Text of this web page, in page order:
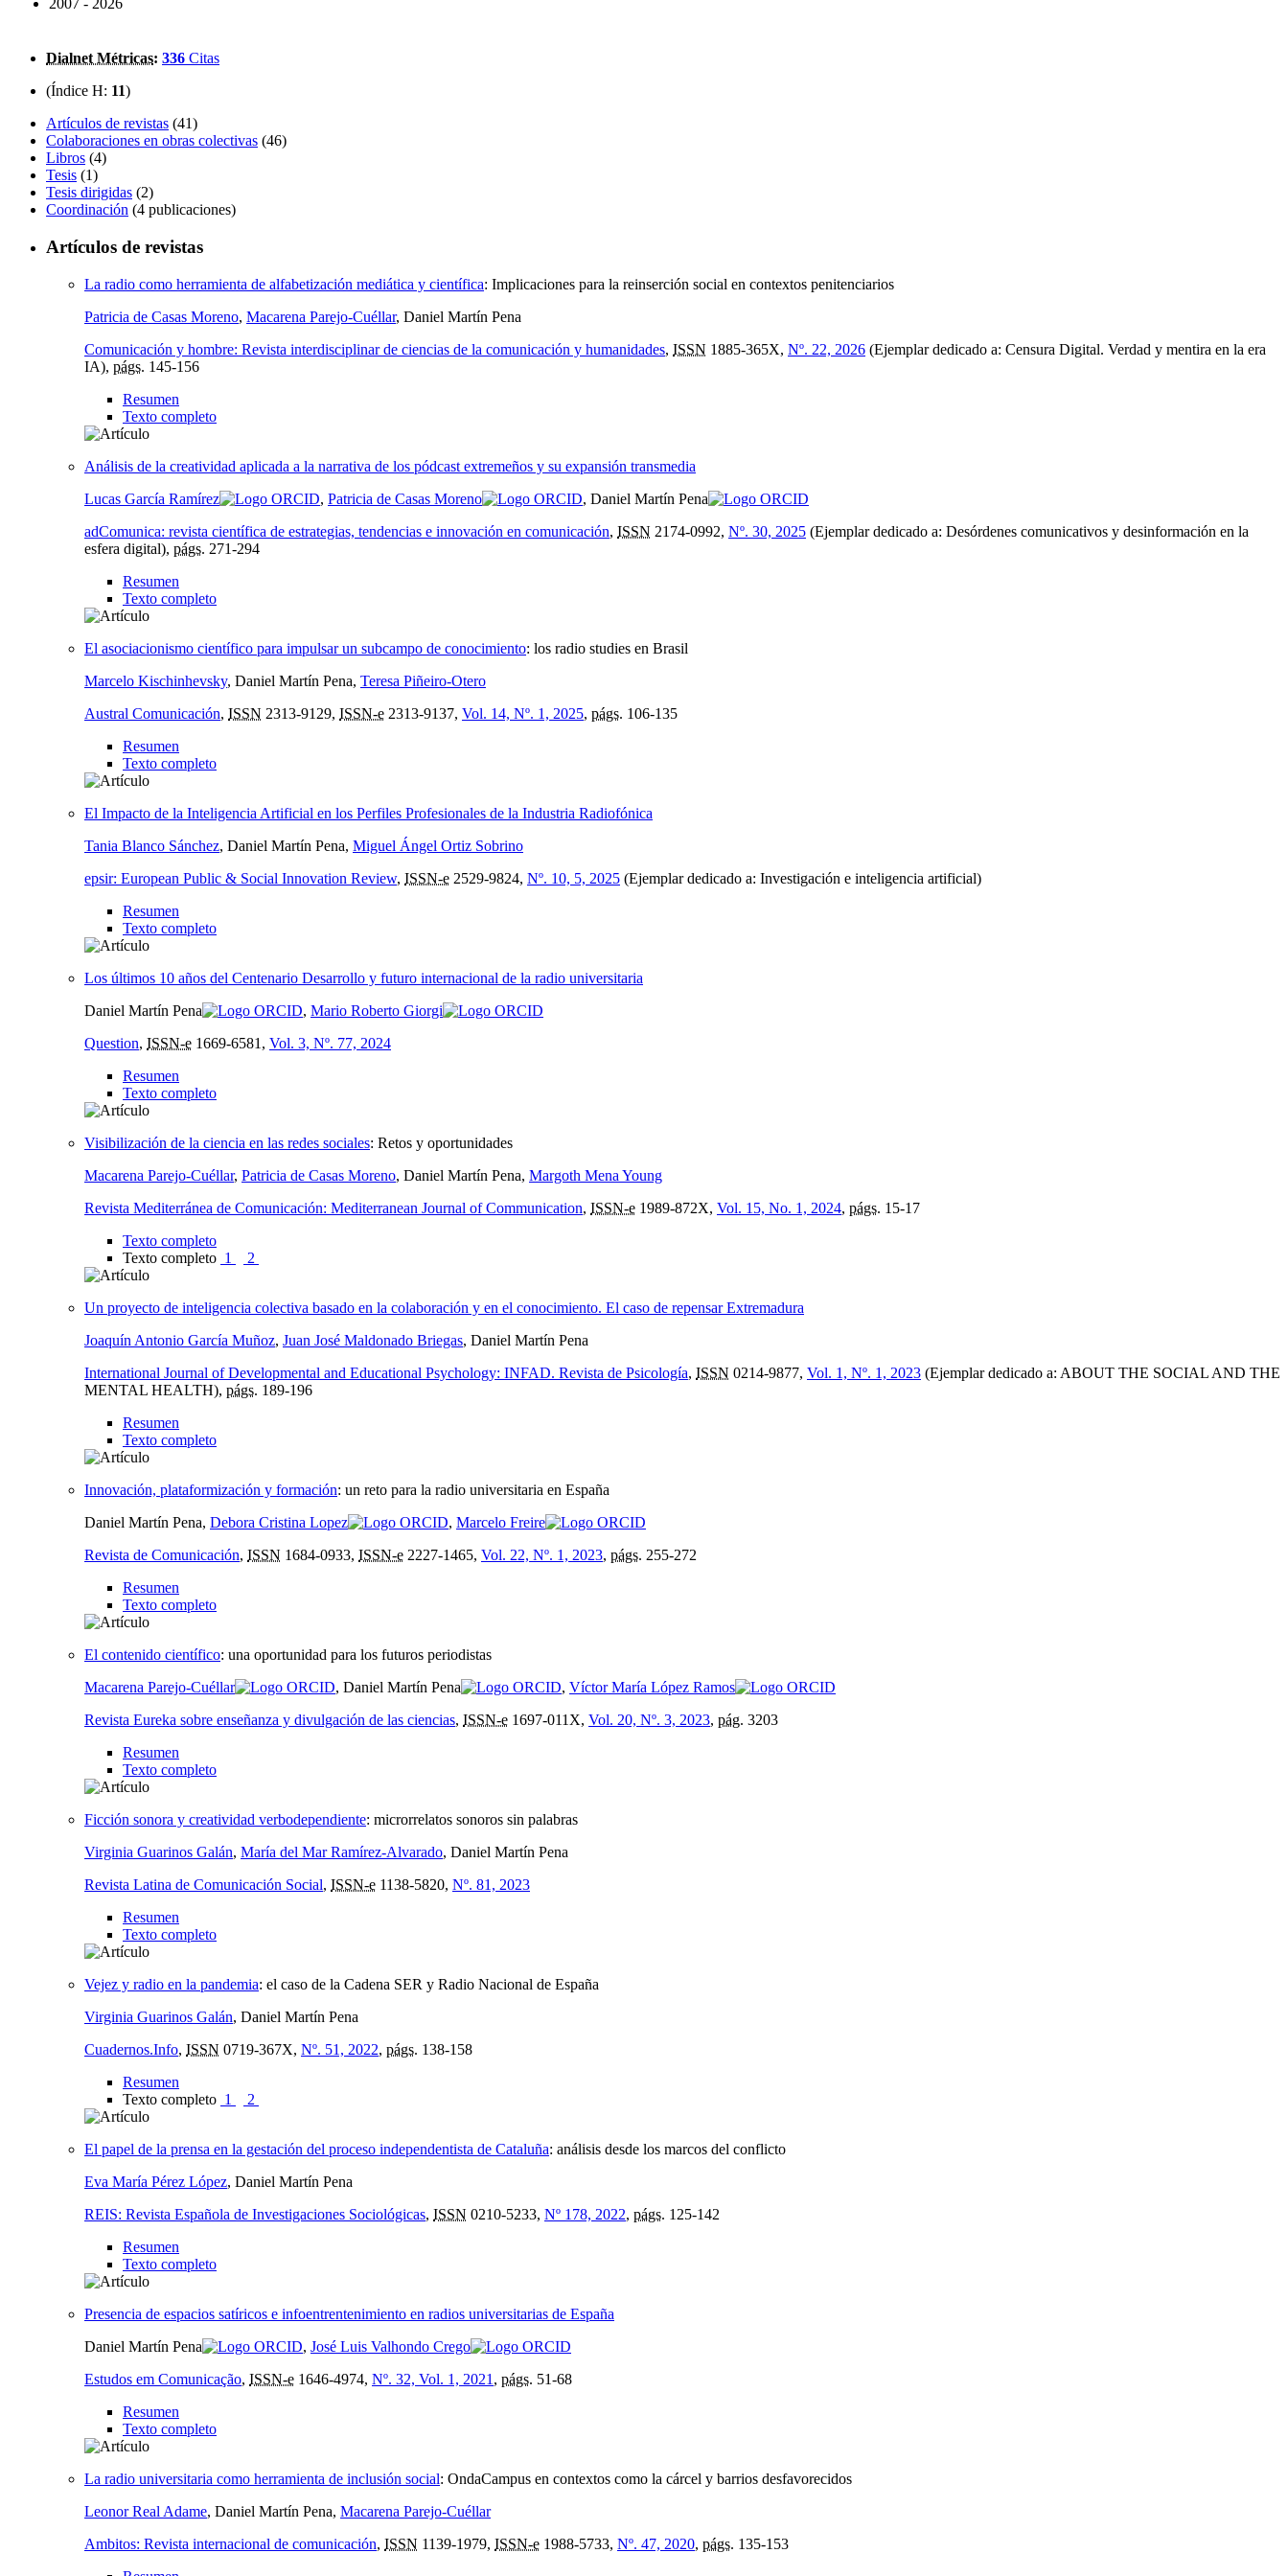
2007 - 2026
Dialnet Métricas: 336 Citas
(Índice H: 11)
Artículos de revistas (41)
Colaboraciones en obras colectivas (46)
Libros (4)
Tesis (1)
Tesis dirigidas (2)
Coordinación (4 publicaciones)
Artículos de revistas
La radio como herramienta de alfabetización mediática y científica: Implicaciones para la reinserción social en contextos penitenciarios
Patricia de Casas Moreno, Macarena Parejo-Cuéllar, Daniel Martín Pena
Comunicación y hombre: Revista interdisciplinar de ciencias de la comunicación y humanidades, ISSN 1885-365X, Nº. 22, 2026 (Ejemplar dedicado a: Censura Digital. Verdad y mentira en la era
IA), págs. 145-156
Resumen
Texto completo
Análisis de la creatividad aplicada a la narrativa de los pódcast extremeños y su expansión transmedia
Lucas García Ramírez
, Patricia de Casas Moreno
, Daniel Martín Pena
adComunica: revista científica de estrategias, tendencias e innovación en comunicación, ISSN 2174-0992, Nº. 30, 2025 (Ejemplar dedicado a: Desórdenes comunicativos y desinformación en la
esfera digital), págs. 271-294
Resumen
Texto completo
El asociacionismo científico para impulsar un subcampo de conocimiento: los radio studies en Brasil
Marcelo Kischinhevsky, Daniel Martín Pena, Teresa Piñeiro-Otero
Austral Comunicación, ISSN 2313-9129, ISSN-e 2313-9137, Vol. 14, Nº. 1, 2025, págs. 106-135
Resumen
Texto completo
El Impacto de la Inteligencia Artificial en los Perfiles Profesionales de la Industria Radiofónica
Tania Blanco Sánchez, Daniel Martín Pena, Miguel Ángel Ortiz Sobrino
epsir: European Public & Social Innovation Review, ISSN-e 2529-9824, Nº. 10, 5, 2025 (Ejemplar dedicado a: Investigación e inteligencia artificial)
Resumen
Texto completo
Los últimos 10 años del Centenario Desarrollo y futuro internacional de la radio universitaria
Daniel Martín Pena
, Mario Roberto Giorgi
Question, ISSN-e 1669-6581, Vol. 3, Nº. 77, 2024
Resumen
Texto completo
Visibilización de la ciencia en las redes sociales: Retos y oportunidades
Macarena Parejo-Cuéllar, Patricia de Casas Moreno, Daniel Martín Pena, Margoth Mena Young
Revista Mediterránea de Comunicación: Mediterranean Journal of Communication, ISSN-e 1989-872X, Vol. 15, No. 1, 2024, págs. 15-17
Texto completo
Texto completo 1 2
Un proyecto de inteligencia colectiva basado en la colaboración y en el conocimiento. El caso de repensar Extremadura
Joaquín Antonio García Muñoz, Juan José Maldonado Briegas, Daniel Martín Pena
International Journal of Developmental and Educational Psychology: INFAD. Revista de Psicología, ISSN 0214-9877, Vol. 1, Nº. 1, 2023 (Ejemplar dedicado a: ABOUT THE SOCIAL AND THE
MENTAL HEALTH), págs. 189-196
Resumen
Texto completo
Innovación, plataformización y formación: un reto para la radio universitaria en España
Daniel Martín Pena, Debora Cristina Lopez , Marcelo Freire
Revista de Comunicación, ISSN 1684-0933, ISSN-e 2227-1465, Vol. 22, Nº. 1, 2023, págs. 255-272
Resumen
Texto completo
El contenido científico: una oportunidad para los futuros periodistas
Macarena Parejo-Cuéllar
, Daniel Martín Pena , Víctor María López Ramos
Revista Eureka sobre enseñanza y divulgación de las ciencias, ISSN-e 1697-011X, Vol. 20, Nº. 3, 2023, pág. 3203
Resumen
Texto completo
Ficción sonora y creatividad verbodependiente: microrrelatos sonoros sin palabras
Virginia Guarinos Galán, María del Mar Ramírez-Alvarado, Daniel Martín Pena
Revista Latina de Comunicación Social, ISSN-e 1138-5820, Nº. 81, 2023
Resumen
Texto completo
Vejez y radio en la pandemia: el caso de la Cadena SER y Radio Nacional de España
Virginia Guarinos Galán, Daniel Martín Pena
Cuadernos.Info, ISSN 0719-367X, Nº. 51, 2022, págs. 138-158
Resumen
Texto completo 1 2
El papel de la prensa en la gestación del proceso independentista de Cataluña: análisis desde los marcos del conflicto
Eva María Pérez López, Daniel Martín Pena
REIS: Revista Española de Investigaciones Sociológicas, ISSN 0210-5233, Nº 178, 2022, págs. 125-142
Resumen
Texto completo
Presencia de espacios satíricos e infoentrentenimiento en radios universitarias de España
Daniel Martín Pena
, José Luis Valhondo Crego
Estudos em Comunicação, ISSN-e 1646-4974, Nº. 32, Vol. 1, 2021 , págs. 51-68
Resumen
Texto completo
La radio universitaria como herramienta de inclusión social: OndaCampus en contextos como la cárcel y barrios desfavorecidos
Leonor Real Adame, Daniel Martín Pena, Macarena Parejo-Cuéllar
Ambitos: Revista internacional de comunicación, ISSN 1139-1979, ISSN-e 1988-5733, Nº. 47, 2020, págs. 135-153